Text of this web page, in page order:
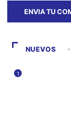
NUEVOS
1